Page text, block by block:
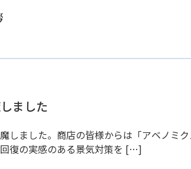
ました
ました。商店の皆様からは「アベノミ
復の実感のある景気対策を […]